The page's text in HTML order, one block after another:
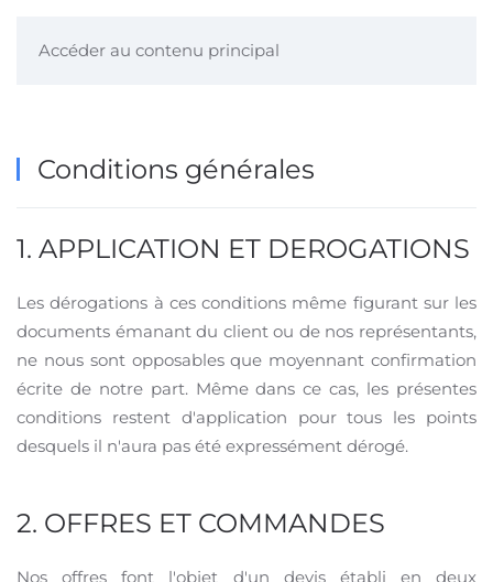
Accéder au contenu principal
Conditions générales
1. APPLICATION ET DEROGATIONS
Les dérogations à ces conditions même figurant sur les
documents émanant du client ou de nos représentants,
ne nous sont opposables que moyennant confirmation
écrite de notre part. Même dans ce cas, les présentes
conditions restent d'application pour tous les points
desquels il n'aura pas été expressément dérogé.
2. OFFRES ET COMMANDES
Nos offres font l'objet d'un devis établi en deux